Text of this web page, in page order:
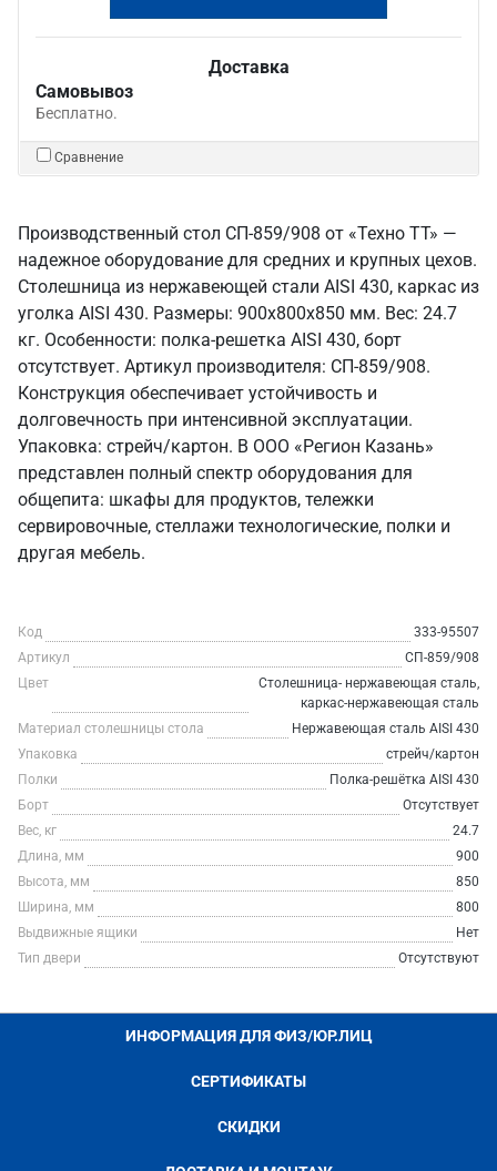
Доставка
Самовывоз
Бесплатно.
Сравнение
Производственный стол СП-859/908 от «Техно ТТ» —
надежное оборудование для средних и крупных цехов.
Столешница из нержавеющей стали AISI 430, каркас из
уголка AISI 430. Размеры: 900x800x850 мм. Вес: 24.7
кг. Особенности: полка-решетка AISI 430, борт
отсутствует. Артикул производителя: СП-859/908.
Конструкция обеспечивает устойчивость и
долговечность при интенсивной эксплуатации.
Упаковка: стрейч/картон. В ООО «Регион Казань»
представлен полный спектр оборудования для
общепита: шкафы для продуктов, тележки
сервировочные, стеллажи технологические, полки и
другая мебель.
Код
333-95507
Артикул
СП-859/908
Цвет
Столешница- нержавеющая сталь,
каркас-нержавеющая сталь
Материал столешницы стола
Нержавеющая сталь AISI 430
Упаковка
стрейч/картон
Полки
Полка-решётка AISI 430
Борт
Отсутствует
Вес, кг
24.7
Длина, мм
900
Высота, мм
850
Ширина, мм
800
Выдвижные ящики
Нет
Тип двери
Отсутствуют
ИНФОРМАЦИЯ ДЛЯ ФИЗ/ЮР.ЛИЦ
СЕРТИФИКАТЫ
СКИДКИ